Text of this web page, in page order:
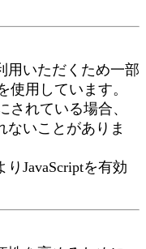
用いただくため一部
使用しています。
されている場合、
ないことがありま
JavaScriptを有効